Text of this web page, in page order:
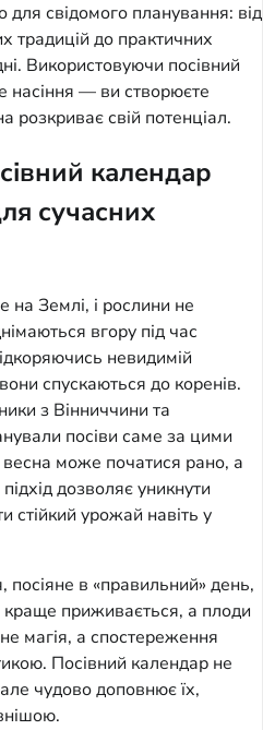
для свідомого планування: від
традицій до практичних
Використовуючи посівний
насіння — ви створюєте
розкриває свій потенціал.
календар
сучасних
Землі, і рослини не
вгору під час
невидимій
спускаються до коренів.
з Вінниччини та
посіви саме за цими
може початися рано, а
дозволяє уникнути
стійкий урожай навіть у
посіяне в «правильний» день,
приживається, а плоди
магія, а спостереження
Посівний календар не
чудово доповнює їх,